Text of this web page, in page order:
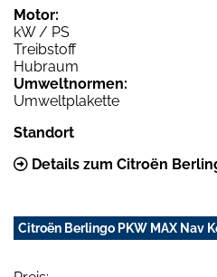
Motor:
kW / PS
Treibstoff
Hubraum
Umweltnormen:
Umweltplakette
Standort
Details zum Citroën
Citroën Berlingo PKW MAX Nav